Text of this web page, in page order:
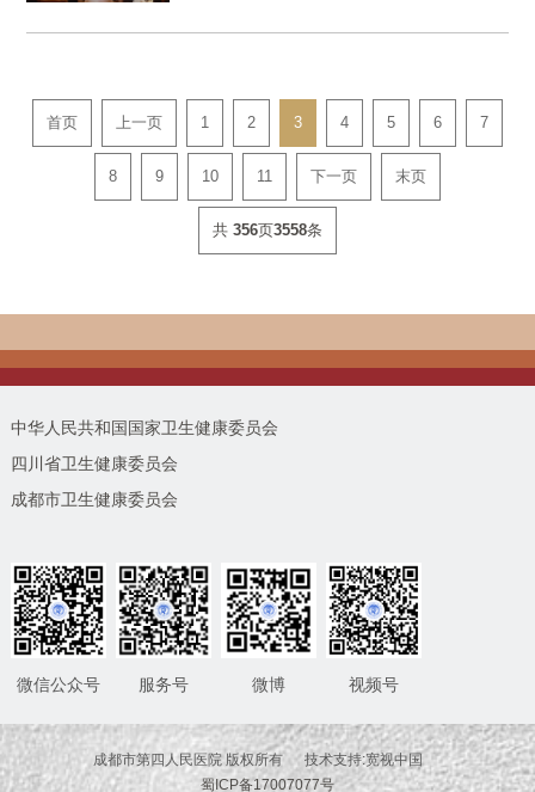
首页 上一页 1 2 3 4 5 6 7
8 9 10 11 下一页 末页
共 356页3558条
中华人民共和国国家卫生健康委员会
四川省卫生健康委员会
成都市卫生健康委员会
微信公众号 服务号 微博 视频号
成都市第四人民医院 版权所有 技术支持:宽视中国
蜀ICP备17007077号